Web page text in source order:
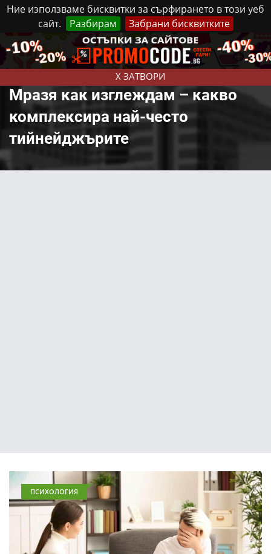
Ние използваме бисквитки за сърфирането в този уеб
сайт.
Разбирам Забрани бисквитките
X ЗАТВОРИ
Събота, 8 Август, 2026 Реклама Контакти
Мразя как изглеждам – какво
комплексира най-често
тийнейджърите
ПСИХОЛОГИЯ